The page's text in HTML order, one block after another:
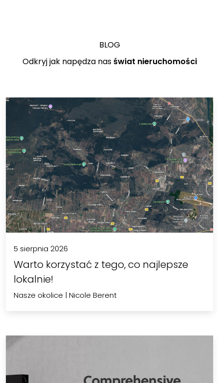
BLOG
Odkryj jak napędza nasświat nieruchomości
5 sierpnia 2026
Warto korzystać z tego, co najlepsze
lokalnie!
Nasze okolice | Nicole Berent